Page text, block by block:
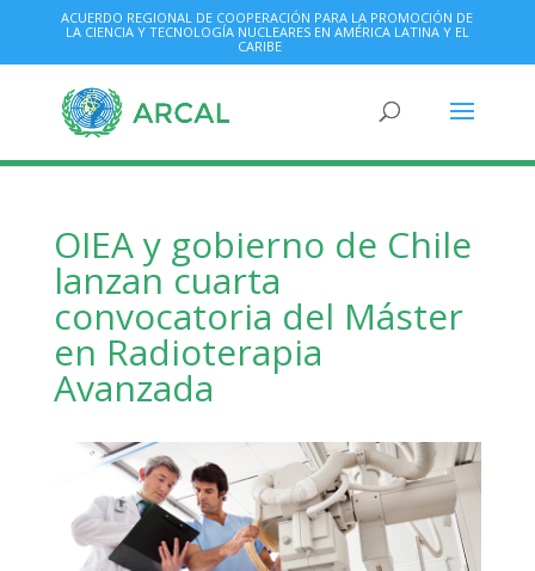
ACUERDO REGIONAL DE COOPERACIÓN PARA LA PROMOCIÓN DE
LA CIENCIA Y TECNOLOGÍA NUCLEARES EN AMÉRICA LATINA Y EL
CARIBE
OIEA y gobierno de Chile
lanzan cuarta
convocatoria del Máster
en Radioterapia
Avanzada